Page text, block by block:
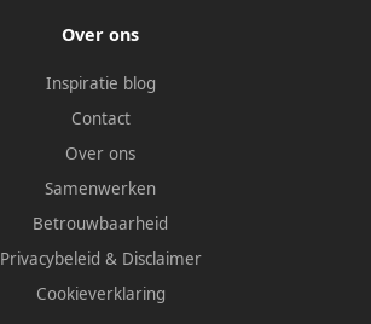
Over ons
Inspiratie blog
Contact
Over ons
Samenwerken
Betrouwbaarheid
Privacybeleid & Disclaimer
Cookieverklaring